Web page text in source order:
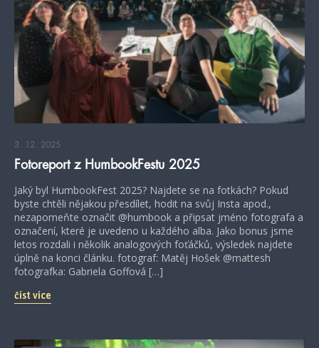
3. 12. 2025
Fotoreport z HumbookFestu 2025
Jaký byl HumbookFest 2025? Najdete se na fotkách? Pokud
byste chtěli nějakou přesdílet, hodit na svůj Insta apod.,
nezapomeňte označit @humbook a připsat jméno fotografa a
označení, které je uvedeno u každého alba. Jako bonus jsme
letos rozdali i několik analogových foťáčků, výsledek najdete
úplně na konci článku. fotograf: Matěj Hošek @mattesh
fotografka: Gabriela Goffová […]
číst více